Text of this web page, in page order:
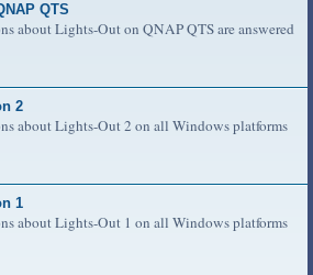
QTS
about Lights-Out on QNAP QTS are answered
2
about Lights-Out 2 on all Windows platforms
1
about Lights-Out 1 on all Windows platforms